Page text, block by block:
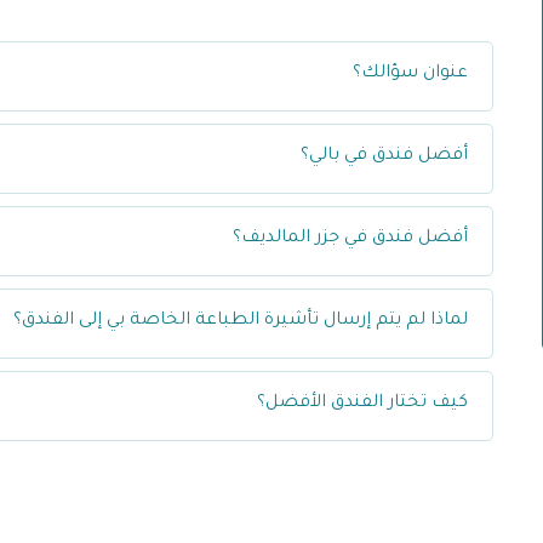
عنوان سؤالك؟
أفضل فندق في بالي؟
أفضل فندق في جزر المالديف؟
لماذا لم يتم إرسال تأشيرة الطباعة الخاصة بي إلى الفندق؟
كيف تختار الفندق الأفضل؟